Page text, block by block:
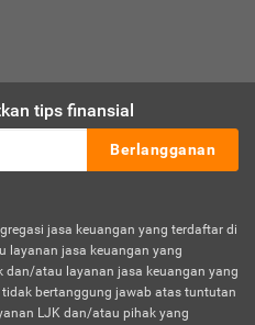
tips finansial
Berlangganan
jasa keuangan yang terdaftar di
layanan jasa keuangan yang
atau layanan jasa keuangan yang
bertanggung jawab atas tuntutan
LJK dan/atau pihak yang